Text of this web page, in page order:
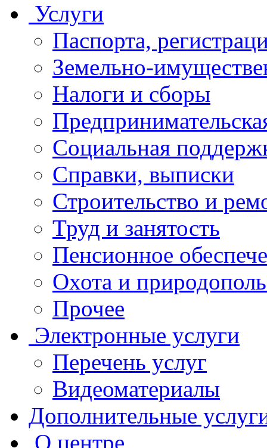
Услуги
Паспорта,
Земельно-
Налоги и сборы
Социальная
Справки, выписки
Строительство и
Труд и занятость
Пенсионное
Охота и
Прочее
Электронные услуги
Перечень услуг
Видеоматериалы
Дополнительные
О центре